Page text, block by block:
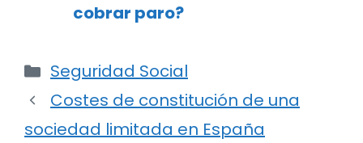
cobrar paro?
Categorías
Seguridad Social
Navegación
de
Costes de constitución de una
sociedad limitada en España